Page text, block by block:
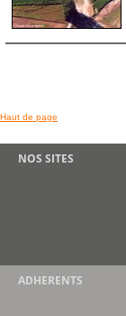
Haut de page
NOS SITES
ADHERENTS